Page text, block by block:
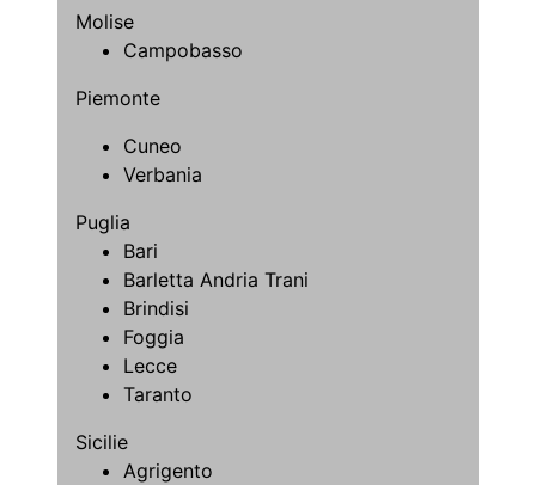
Molise
Campobasso
Piemonte
Cuneo
Verbania
Puglia
Bari
Barletta Andria Trani
Brindisi
Foggia
Lecce
Taranto
Sicilie
Agrigento